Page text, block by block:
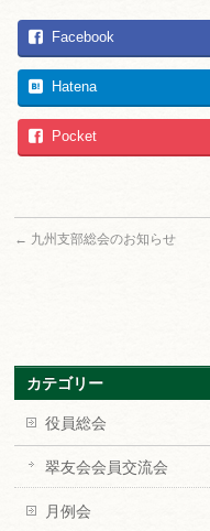
Facebook
Hatena
Pocket
← 九州支部総会のお知らせ
カテゴリー
役員総会
翠友会会員交流会
月例会